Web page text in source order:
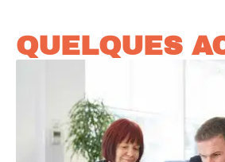
QUELQUES